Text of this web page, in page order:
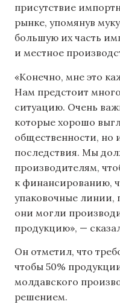
присутствие
рынке, упомянув
большую их часть
и местное
«Конечно, мне это
Нам предстоит
ситуацию. Очень
которые хорошо
общественности, но
последствия. Мы
производителям,
к финансированию,
упаковочные линии,
они могли
продукцию», —
Он отметил, что
чтобы 50%
молдавского
решением.